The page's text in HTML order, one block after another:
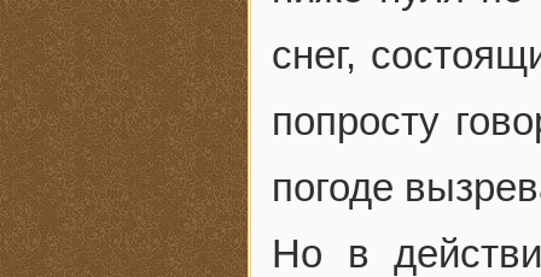
снег,
попросту
погоде
Но в